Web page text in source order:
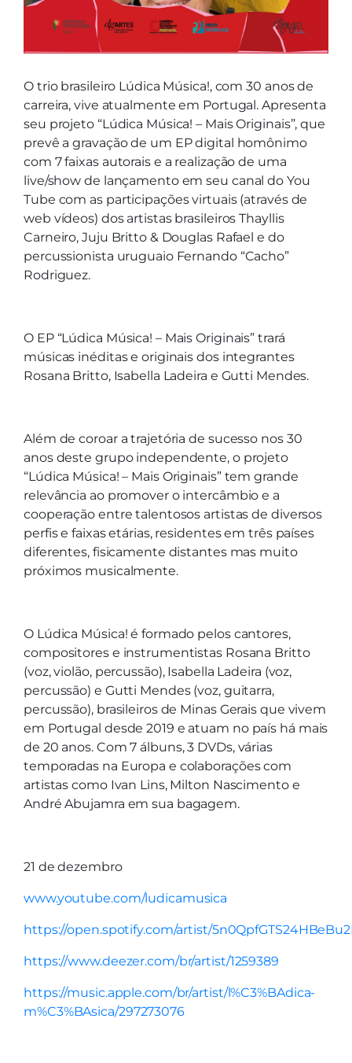
O trio brasileiro Lúdica Música!, com 30 anos de
carreira, vive atualmente em Portugal. Apresenta
seu projeto “Lúdica Música! – Mais Originais”, que
prevê a gravação de um EP digital homônimo
com 7 faixas autorais e a realização de uma
live/show de lançamento em seu canal do You
Tube com as participações virtuais (através de
web vídeos) dos artistas brasileiros Thayllis
Carneiro, Juju Britto & Douglas Rafael e do
percussionista uruguaio Fernando “Cacho”
Rodriguez.
O EP “Lúdica Música! – Mais Originais” trará
músicas inéditas e originais dos integrantes
Rosana Britto, Isabella Ladeira e Gutti Mendes.
Além de coroar a trajetória de sucesso nos 30
anos deste grupo independente, o projeto
“Lúdica Música! – Mais Originais” tem grande
relevância ao promover o intercâmbio e a
cooperação entre talentosos artistas de diversos
perfis e faixas etárias, residentes em três países
diferentes, fisicamente distantes mas muito
próximos musicalmente.
O Lúdica Música! é formado pelos cantores,
compositores e instrumentistas Rosana Britto
(voz, violão, percussão), Isabella Ladeira (voz,
percussão) e Gutti Mendes (voz, guitarra,
percussão), brasileiros de Minas Gerais que vivem
em Portugal desde 2019 e atuam no país há mais
de 20 anos. Com 7 álbuns, 3 DVDs, várias
temporadas na Europa e colaborações com
artistas como Ivan Lins, Milton Nascimento e
André Abujamra em sua bagagem.
21 de dezembro
www.youtube.com/ludicamusica
https://open.spotify.com/artist/
https://www.deezer.com/br/artist/1259389
https://music.apple.com/br/artist/l%C3%BAdica-
m%C3%BAsica/297273076